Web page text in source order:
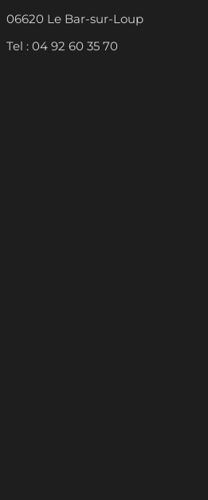
06620 Le Bar-sur-Loup
Tel : 04 92 60 35 70